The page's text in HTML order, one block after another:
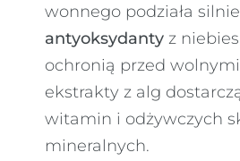
wonnego podziała
antyoksydanty z
ochronią przed
ekstrakty z alg
witamin i odżywczych
mineralnych.